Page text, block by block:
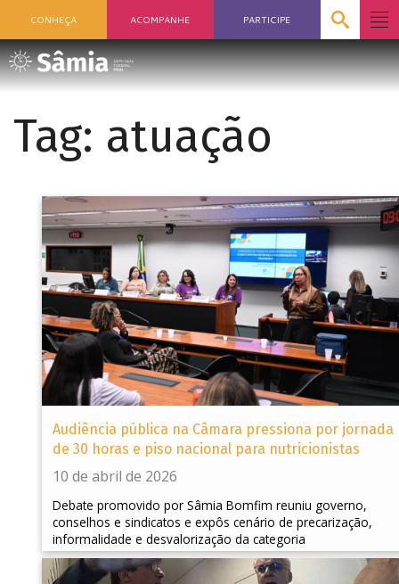
CONHEÇA ACOMPANHE PARTICIPE
Tag: atuação
Audiência pública na Câmara pressiona por jornada
de 30 horas e piso nacional para nutricionistas
10 de abril de 2026
Debate promovido por Sâmia Bomfim reuniu governo,
conselhos e sindicatos e expôs cenário de precarização,
informalidade e desvalorização da categoria